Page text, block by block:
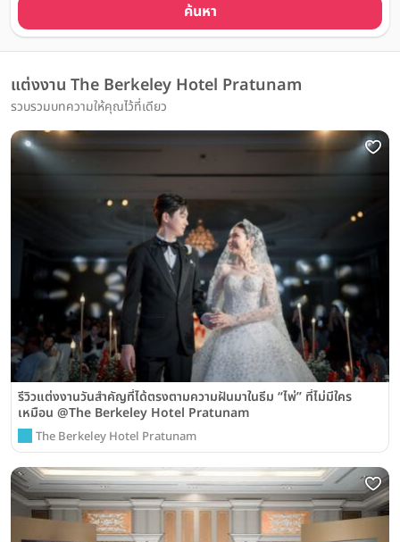
ค้นหา
แต่งงาน The Berkeley Hotel Pratunam
รวบรวมบทความให้คุณไว้ที่เดียว
รีวิวแต่งงานวันสำคัญที่ได้ตรงตามความฝันมาในธีม “ไพ่” ที่ไม่มีใคร
เหมือน @The Berkeley Hotel Pratunam
The Berkeley Hotel Pratunam